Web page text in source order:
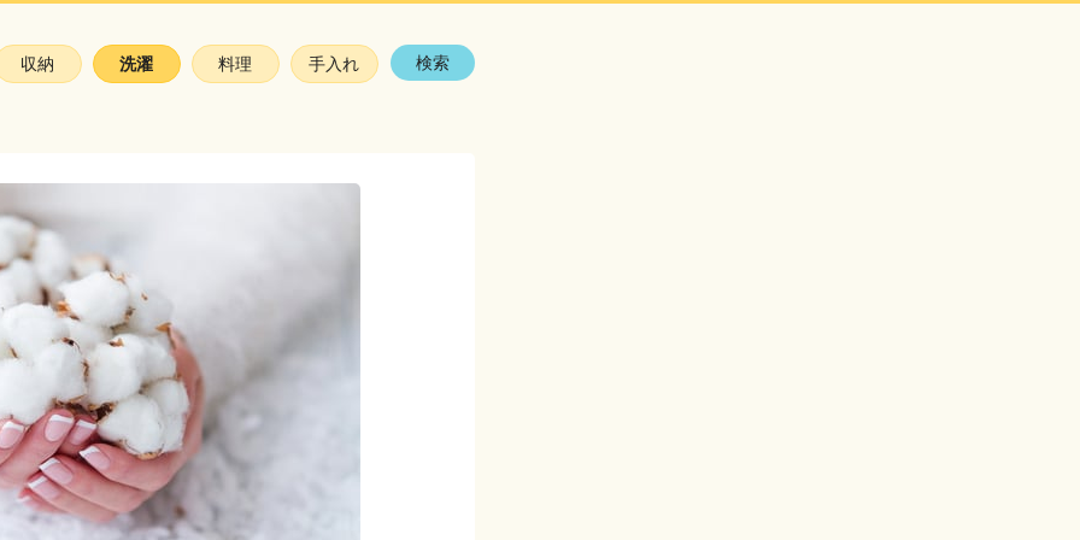
収納 洗濯 料理 手入れ 検索